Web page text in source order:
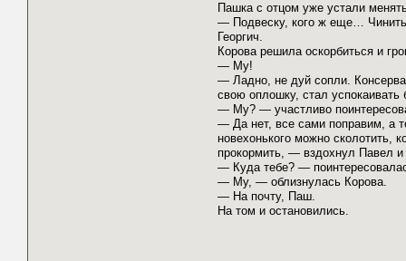
Пашка с отцом уже устали
— Подвеску, кого ж еще…
Георгич.
Корова решила оскорбиться и
— Му!
— Ладно, не дуй сопли.
свою оплошку, стал
— Му? — участливо
— Да нет, все сами поправим, а
новехонького можно сколотить,
прокормить, — вздохнул Павел
— Куда тебе? —
— Му, — облизнулась Корова.
— На почту, Паш.
На том и остановились.